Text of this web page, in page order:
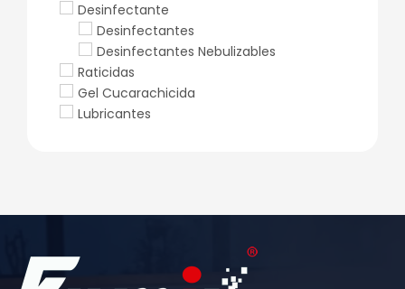
Desinfectante
Desinfectantes
Desinfectantes Nebulizables
Raticidas
Gel Cucarachicida
Lubricantes